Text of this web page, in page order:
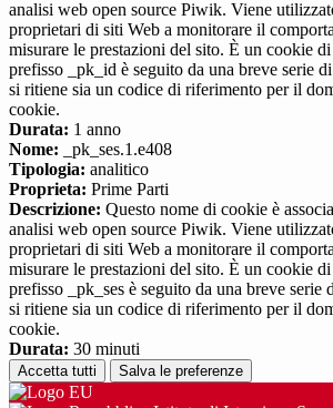
analisi web open source Piwik. Viene
proprietari di siti Web a monitorare il
misurare le prestazioni del sito. È un cookie
prefisso _pk_id è seguito da una breve serie
si ritiene sia un codice di riferimento per il
cookie.
Durata: 1 anno
Nome: _pk_ses.1.e408
Tipologia: analitico
Proprieta: Prime Parti
Descrizione: Questo nome di cookie è
analisi web open source Piwik. Viene
proprietari di siti Web a monitorare il
misurare le prestazioni del sito. È un cookie
prefisso _pk_ses è seguito da una breve serie
si ritiene sia un codice di riferimento per il
cookie.
Durata: 30 minuti
Accetta tutti Salva le preferenze